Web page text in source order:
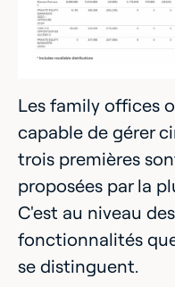
Les family offices
capable de gérer
trois premières
proposées par la
C'est au niveau
fonctionnalités
se distinguent.